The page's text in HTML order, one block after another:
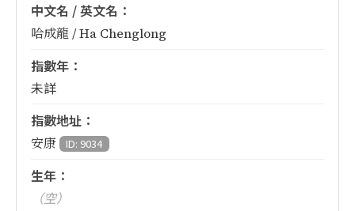
中文名 / 英文名：
哈成龍 / Ha Chenglong
指數年：
未詳
指數地址：
安康 ID: 9034
生年：
（空）